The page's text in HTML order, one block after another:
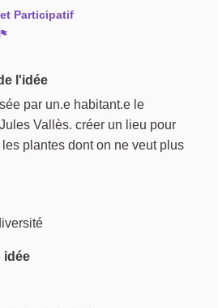
Participatif
l'idée
par un.e habitant.e le
Vallès. créer un lieu pour
plantes dont on ne veut plus
idée